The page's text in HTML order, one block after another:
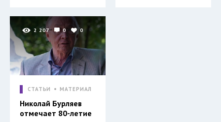
2 207 0 0
СТАТЬИ МАТЕРИАЛ
Николай Бурляев
отмечает 80-летие